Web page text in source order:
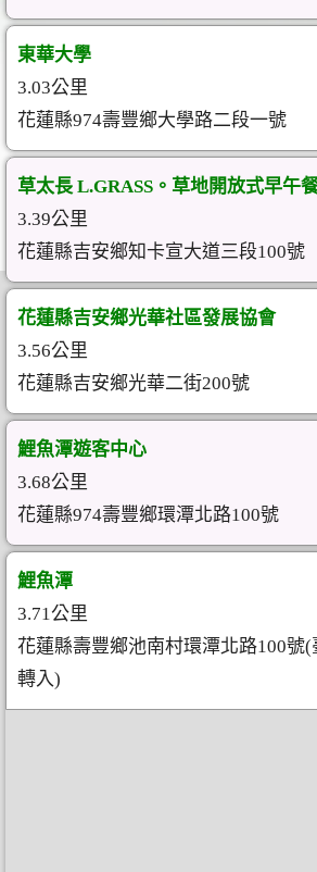
東華大學
3.03公里
花蓮縣974壽豐鄉大學路二段一號
草太長 L.GRASS。草地開放式早午
3.39公里
花蓮縣吉安鄉知卡宣大道三段100號
花蓮縣吉安鄉光華社區發展協會
3.56公里
花蓮縣吉安鄉光華二街200號
鯉魚潭遊客中心
3.68公里
花蓮縣974壽豐鄉環潭北路100號
鯉魚潭
3.71公里
花蓮縣壽豐鄉池南村環潭北路100號
轉入)